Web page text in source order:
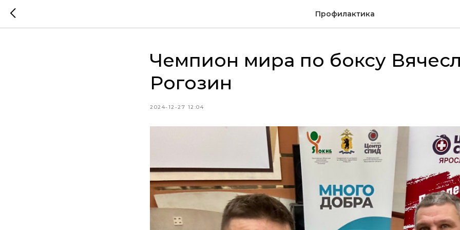
Профилактика
Чемпион мира по боксу
Рогозин
2024-12-27 12:04